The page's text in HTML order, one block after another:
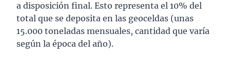
a disposición final. Esto representa el 10% del
total que se deposita en las geoceldas (unas
15.000 toneladas mensuales, cantidad que varía
según la época del año).